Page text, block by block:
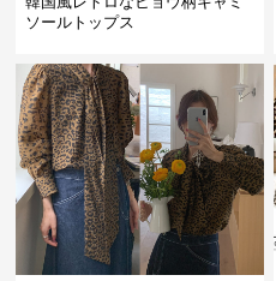
ソールトップス